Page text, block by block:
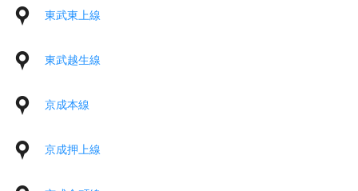
東武東上線
東武越生線
京成本線
京成押上線